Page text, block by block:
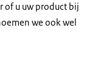
of u uw product bij
we ook wel